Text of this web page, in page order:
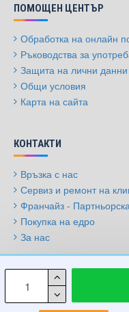
ПОМОЩЕН ЦЕНТЪР
Обработка на онлайн
Ръководства за
Защита на лични данни
Общи условия
Карта на сайта
КОНТАКТИ
Връзка с нас
Сервиз и ремонт на
Франчайз -
Покупка на едро
За нас
© 2009-2026,